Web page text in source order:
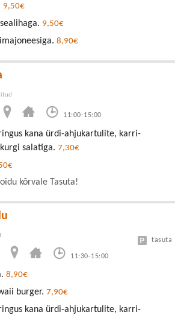
9,50€
9,50€
8,90€
11:00-15:00
kana ürdi-ahjukartulite, karri-
salatiga. 7,30€
kõrvale Tasuta!
11:30-15:00
tasuta
8,90€
burger. 7,90€
kana ürdi-ahjukartulite, karri-